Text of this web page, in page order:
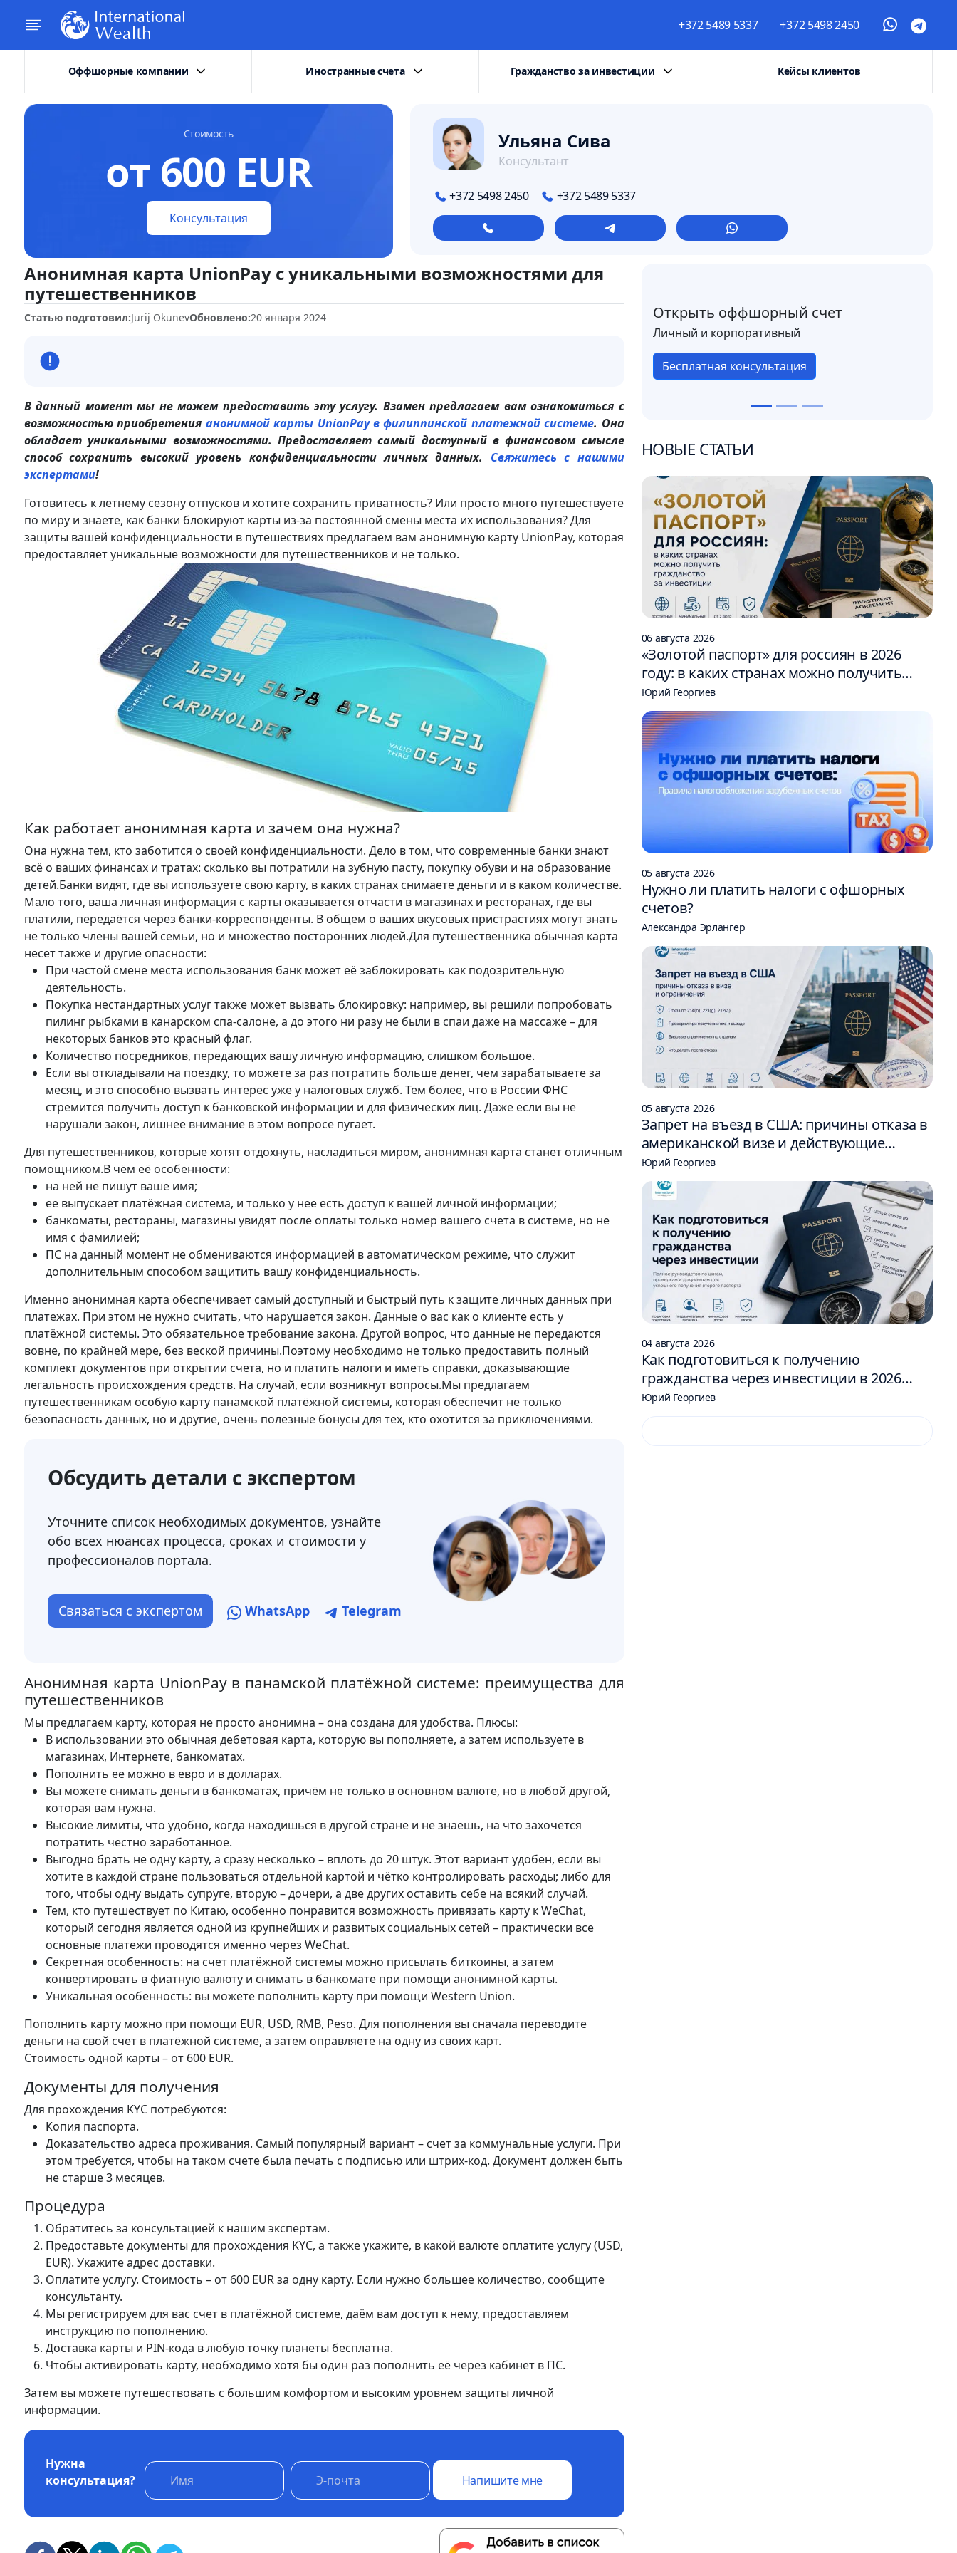
+372 5489 5337 +372 5498 2450
Оффшорные компании Иностранные счета Гражданство за инвестиции Кейсы клиентов
Стоимость
от 600 EUR
Консультация
Ульяна Сива
Консультант
+372 5498 2450 +372 5489 5337
Анонимная карта UnionPay с уникальными возможностями для
путешественников
Статью подготовил:Jurij OkunevОбновлено:20 января 2024
В данный момент мы не можем предоставить эту услугу. Взамен предлагаем вам ознакомиться с
возможностью приобретения анонимной карты UnionPay в филиппинской платежной системе. Она
обладает уникальными возможностями. Предоставляет самый доступный в финансовом смысле
способ сохранить высокий уровень конфиденциальности личных данных.
Свяжитесь с нашими
экспертами!
Готовитесь к летнему сезону отпусков и хотите сохранить приватность? Или просто много путешествуете
по миру и знаете, как банки блокируют карты из-за постоянной смены места их использования? Для
защиты вашей конфиденциальности в путешествиях предлагаем вам анонимную карту UnionPay, которая
предоставляет уникальные возможности для путешественников и не только.
Как работает анонимная карта и зачем она нужна?
Она нужна тем, кто заботится о своей конфиденциальности. Дело в том, что современные банки знают
всё о ваших финансах и тратах: сколько вы потратили на зубную пасту, покупку обуви и на образование
детей.Банки видят, где вы используете свою карту, в каких странах снимаете деньги и в каком количестве.
Мало того, ваша личная информация с карты оказывается отчасти в магазинах и ресторанах, где вы
платили, передаётся через банки-корреспонденты. В общем о ваших вкусовых пристрастиях могут знать
не только члены вашей семьи, но и множество посторонних людей.Для путешественника обычная карта
несет также и другие опасности:
При частой смене места использования банк может её заблокировать как подозрительную
деятельность.
Покупка нестандартных услуг также может вызвать блокировку: например, вы решили попробовать
пилинг рыбками в канарском спа-салоне, а до этого ни разу не были в спаи даже на массаже – для
некоторых банков это красный флаг.
Количество посредников, передающих вашу личную информацию, слишком большое.
Если вы откладывали на поездку, то можете за раз потратить больше денег, чем зарабатываете за
месяц, и это способно вызвать интерес уже у налоговых служб. Тем более, что в России ФНС
стремится получить доступ к банковской информации и для физических лиц. Даже если вы не
нарушали закон, лишнее внимание в этом вопросе пугает.
Для путешественников, которые хотят отдохнуть, насладиться миром, анонимная карта станет отличным
помощником.В чём её особенности:
на ней не пишут ваше имя;
ее выпускает платёжная система, и только у нее есть доступ к вашей личной информации;
банкоматы, рестораны, магазины увидят после оплаты только номер вашего счета в системе, но не
имя с фамилией;
ПС на данный момент не обмениваются информацией в автоматическом режиме, что служит
дополнительным способом защитить вашу конфиденциальность.
Именно анонимная карта обеспечивает самый доступный и быстрый путь к защите личных данных при
платежах. При этом не нужно считать, что нарушается закон. Данные о вас как о клиенте есть у
платёжной системы. Это обязательное требование закона. Другой вопрос, что данные не передаются
вовне, по крайней мере, без веской причины.Поэтому необходимо не только предоставить полный
комплект документов при открытии счета, но и платить налоги и иметь справки, доказывающие
легальность происхождения средств. На случай, если возникнут вопросы.Мы предлагаем
путешественникам особую карту панамской платёжной системы, которая обеспечит не только
безопасность данных, но и другие, очень полезные бонусы для тех, кто охотится за приключениями.
Обсудить детали с экспертом
Уточните список необходимых документов, узнайте
обо всех нюансах процесса, сроках и стоимости у
профессионалов портала.
Связаться с экспертом WhatsApp Telegram
Анонимная карта UnionPay в панамской платёжной системе: преимущества для
путешественников
Мы предлагаем карту, которая не просто анонимна – она создана для удобства. Плюсы:
В использовании это обычная дебетовая карта, которую вы пополняете, а затем используете в
магазинах, Интернете, банкоматах.
Пополнить ее можно в евро и в долларах.
Вы можете снимать деньги в банкоматах, причём не только в основном валюте, но в любой другой,
которая вам нужна.
Высокие лимиты, что удобно, когда находишься в другой стране и не знаешь, на что захочется
потратить честно заработанное.
Выгодно брать не одну карту, а сразу несколько – вплоть до 20 штук. Этот вариант удобен, если вы
хотите в каждой стране пользоваться отдельной картой и чётко контролировать расходы; либо для
того, чтобы одну выдать супруге, вторую – дочери, а две других оставить себе на всякий случай.
Тем, кто путешествует по Китаю, особенно понравится возможность привязать карту к WeChat,
который сегодня является одной из крупнейших и развитых социальных сетей – практически все
основные платежи проводятся именно через WeChat.
Секретная особенность: на счет платёжной системы можно присылать биткоины, а затем
конвертировать в фиатную валюту и снимать в банкомате при помощи анонимной карты.
Уникальная особенность: вы можете пополнить карту при помощи Western Union.
Пополнить карту можно при помощи EUR, USD, RMB, Peso. Для пополнения вы сначала переводите
деньги на свой счет в платёжной системе, а затем оправляете на одну из своих карт.
Стоимость одной карты – от 600 EUR.
Документы для получения
Для прохождения KYC потребуются:
Копия паспорта.
Доказательство адреса проживания. Самый популярный вариант – счет за коммунальные услуги. При
этом требуется, чтобы на таком счете была печать с подписью или штрих-код. Документ должен быть
не старше 3 месяцев.
Процедура
Обратитесь за консультацией к нашим экспертам.
Предоставьте документы для прохождения KYC, а также укажите, в какой валюте оплатите услугу (USD,
EUR). Укажите адрес доставки.
Оплатите услугу. Стоимость – от 600 EUR за одну карту. Если нужно большее количество, сообщите
консультанту.
Мы регистрируем для вас счет в платёжной системе, даём вам доступ к нему, предоставляем
инструкцию по пополнению.
Доставка карты и PIN-кода в любую точку планеты бесплатна.
Чтобы активировать карту, необходимо хотя бы один раз пополнить её через кабинет в ПС.
Затем вы можете путешествовать с большим комфортом и высоким уровнем защиты личной
информации.
Нужна
консультация?
Напишите мне
Открыть оффшорный счет
Личный и корпоративный
Бесплатная консультация
НОВЫЕ СТАТЬИ
06 августа 2026
«Золотой паспорт» для россиян в 2026
году: в каких странах можно получить
гражданство за инвестиции
Юрий Георгиев
05 августа 2026
Нужно ли платить налоги с офшорных
счетов?
Александра Эрлангер
05 августа 2026
Запрет на въезд в США: причины отказа в
американской визе и действующие
ограничения
Юрий Георгиев
04 августа 2026
Как подготовиться к получению
гражданства через инвестиции в 2026
году: 6 шагов
Юрий Георгиев